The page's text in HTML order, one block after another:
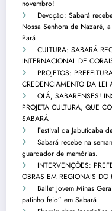
novembro!
Devoção: Sabará
Nossa Senhora de Nazaré,
Pará
CULTURA: SABARÁ
INTERNACIONAL DE
PROJETOS:
CREDENCIAMENTO DA LEI
OLÁ, SABARENSES!
PROJETA CULTURA, QUE
SABARÁ
Festival da Jabuticaba
Sabará recebe na
guardador de memórias.
INTERVENÇÕES:
OBRAS EM REGIONAIS DO
Ballet Jovem Minas
patinho feio” em Sabará